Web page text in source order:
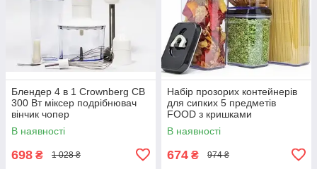
Блендер 4 в 1 Crownberg CB
300 Вт міксер подрібнювач
вінчик чопер
В наявності
698 ₴ 1 028 ₴
Набір прозорих контейнерів
для сипких 5 предметів
FOOD з кришками
В наявності
674 ₴ 974 ₴